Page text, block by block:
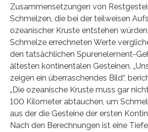
Zusammensetzungen von
Schmelzen, die bei der teilweisen
ozeanischer Kruste entstehen
Schmelze errechneten Werte
den tatsächlichen Spurenelement-
ältesten kontinentalen Gesteinen.
zeigen ein überraschendes Bild“,
„Die ozeanische Kruste muss gar
100 Kilometer abtauchen, um
aus der die Gesteine der ersten
Nach den Berechnungen ist eine